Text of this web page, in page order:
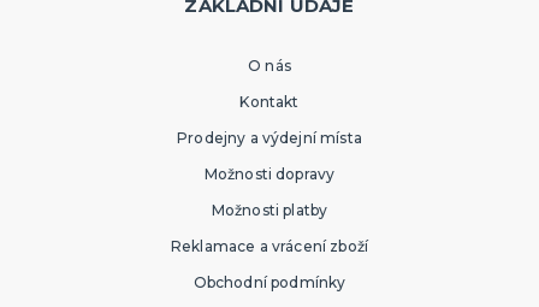
ZÁKLADNÍ ÚDAJE
O nás
Kontakt
Prodejny a výdejní místa
Možnosti dopravy
Možnosti platby
Reklamace a vrácení zboží
Obchodní podmínky